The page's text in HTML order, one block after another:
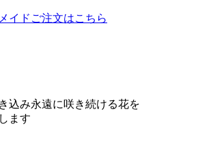
イドご注文はこちら
込み永遠に咲き続ける花を
ます